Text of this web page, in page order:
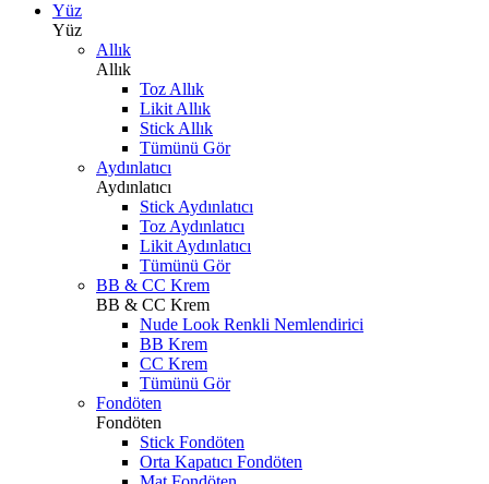
Yüz
Yüz
Allık
Allık
Toz Allık
Likit Allık
Stick Allık
Tümünü Gör
Aydınlatıcı
Aydınlatıcı
Stick Aydınlatıcı
Toz Aydınlatıcı
Likit Aydınlatıcı
Tümünü Gör
BB & CC Krem
BB & CC Krem
Nude Look Renkli Nemlendirici
BB Krem
CC Krem
Tümünü Gör
Fondöten
Fondöten
Stick Fondöten
Orta Kapatıcı Fondöten